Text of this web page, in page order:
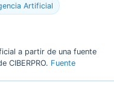
Artificial
a partir de una fuente
CIBERPRO. Fuente